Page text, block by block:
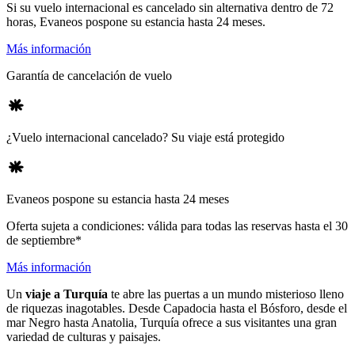
Si su vuelo internacional es cancelado sin alternativa dentro de 72
horas, Evaneos pospone su estancia hasta 24 meses.
Más información
Garantía de cancelación de vuelo
¿Vuelo internacional cancelado? Su viaje está protegido
Evaneos pospone su estancia hasta 24 meses
Oferta sujeta a condiciones: válida para todas las reservas hasta el 30
de septiembre*
Más información
Un viaje a Turquía te abre las puertas a un mundo misterioso lleno
de riquezas inagotables. Desde Capadocia hasta el Bósforo, desde el
mar Negro hasta Anatolia, Turquía ofrece a sus visitantes una gran
variedad de culturas y paisajes.